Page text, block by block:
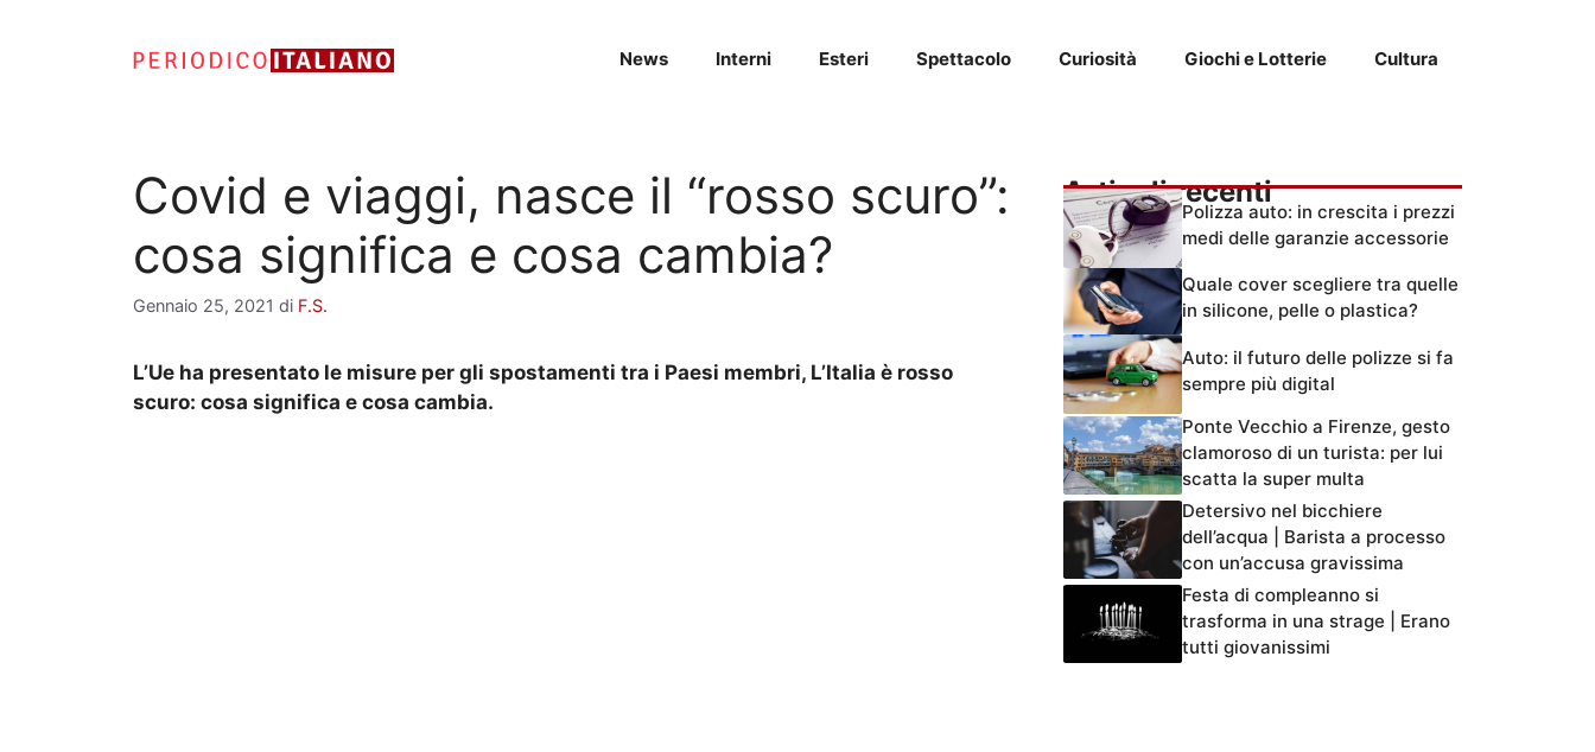
News Interni Esteri Spettacolo Curiosità Giochi e Lotterie Cultura
Covid e viaggi, nasce il “rosso scuro”:
cosa significa e cosa cambia?
Gennaio 25, 2021 di F.S.
L’Ue ha presentato le misure per gli spostamenti tra i Paesi membri, L’Italia è rosso
scuro: cosa significa e cosa cambia.
Articoli recenti
Polizza auto: in crescita i prezzi
medi delle garanzie accessorie
Quale cover scegliere tra quelle
in silicone, pelle o plastica?
Auto: il futuro delle polizze si fa
sempre più digital
Ponte Vecchio a Firenze, gesto
clamoroso di un turista: per lui
scatta la super multa
Detersivo nel bicchiere
dell’acqua | Barista a processo
con un’accusa gravissima
Festa di compleanno si
trasforma in una strage | Erano
tutti giovanissimi